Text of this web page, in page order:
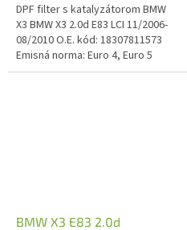
DPF filter s katalyzátorom BMW
X3 BMW X3 2.0d E83 LCI 11/2006-
08/2010 O.E. kód: 18307811573
Emisná norma: Euro 4, Euro 5
dĺžka vývodovej trubky 240 mm
BMW X3 E83 2.0d